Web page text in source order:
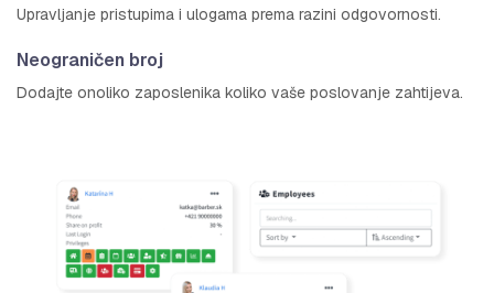
Upravljanje pristupima i ulogama prema razini odgovornosti.
Neograničen broj
Dodajte onoliko zaposlenika koliko vaše poslovanje zahtijeva.